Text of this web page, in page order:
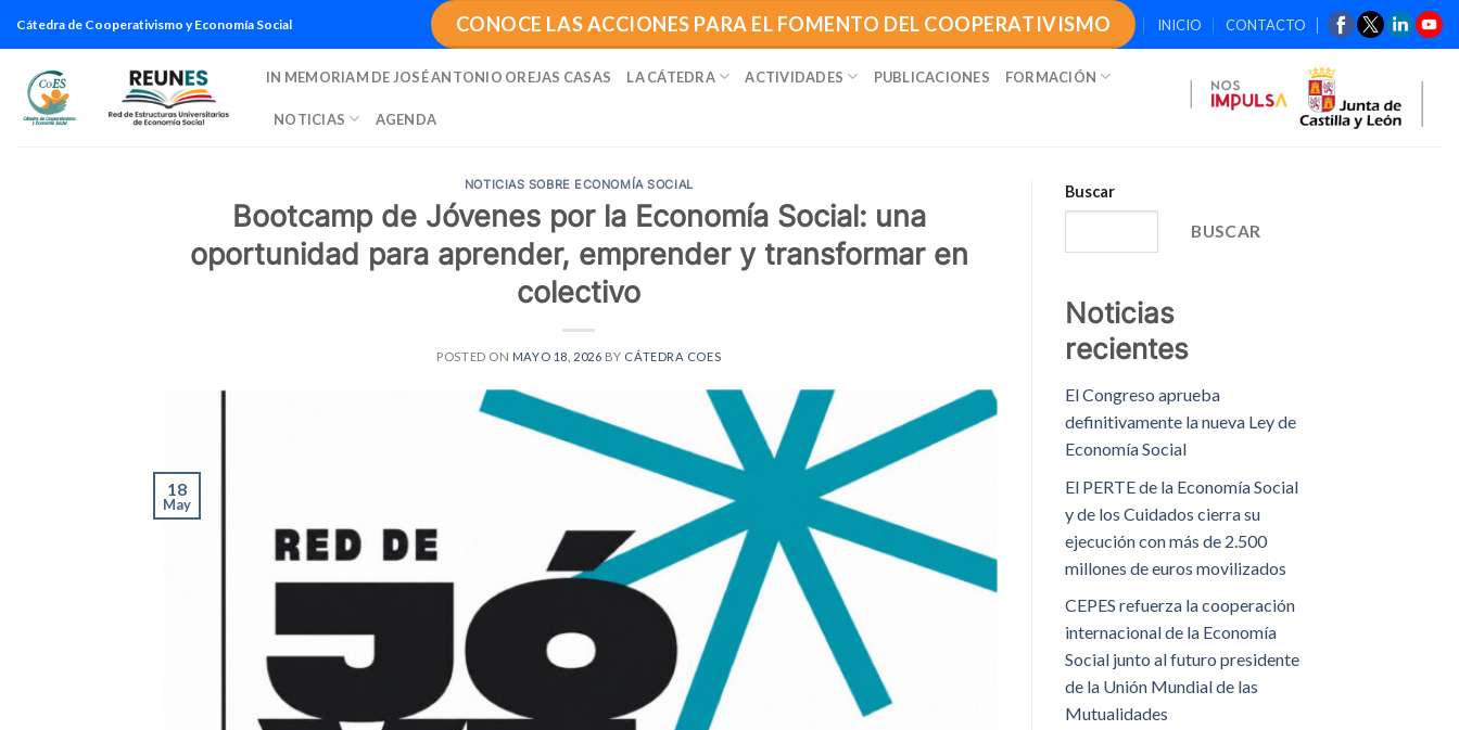
contenido
Cátedra de Cooperativismo y Economía Social CONOCE LAS ACCIONES PARA EL FOMENTO DEL COOPERATIVISMO INICIO CONTACTO
IN MEMORIAM DE JOSÉ ANTONIO OREJAS CASAS LA CÁTEDRA ACTIVIDADES PUBLICACIONES FORMACIÓN
NOTICIAS AGENDA
NOTICIAS SOBRE ECONOMÍA SOCIAL
Bootcamp de Jóvenes por la Economía Social: una
oportunidad para aprender, emprender y transformar en
colectivo
POSTED ON MAYO 18, 2026 BY CÁTEDRA COES
18
May
Buscar
BUSCAR
Noticias
recientes
El Congreso aprueba
definitivamente la nueva Ley de
Economía Social
El PERTE de la Economía Social
y de los Cuidados cierra su
ejecución con más de 2.500
millones de euros movilizados
CEPES refuerza la cooperación
internacional de la Economía
Social junto al futuro presidente
de la Unión Mundial de las
Mutualidades